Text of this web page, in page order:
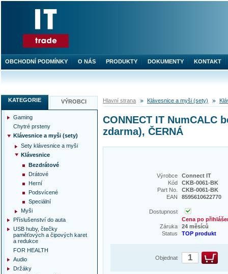
Hlavní strana Klávesnice a myši (sety)
CONNECT IT NumCALC
zdarma), ČERNÁ
Výrobce
Connect IT
Kód
CKB-0061-BK
Part No.
CKB-0061-BK
EAN
8595610622770
Dostupnost
Cena po
Záruka
24 měsíců
Status
TOP produkt
Objednat
KATEGORIE VÝROBCI
Gaming
Chytré prsteny
Klávesnice a myši (sety)
Sety klávesnice a myši
Klávesnice
Bezdrátové
Drátové
Herní
Podsvícené
Speciální
Myši
Příslušenství do auta
USB huby, čtečky
paměťových a čipových karet
a redukce
FOR HEALTH
Audio
Držáky
OBCHODNÍ PODMÍNKY O NÁS PRODUKTY DOKUMENTY KONTAKT